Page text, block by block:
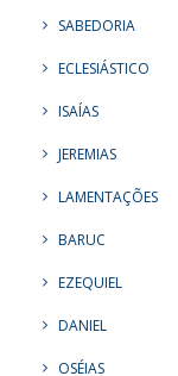
SABEDORIA
ECLESIÁSTICO
ISAÍAS
JEREMIAS
LAMENTAÇÕES
BARUC
EZEQUIEL
DANIEL
OSÉIAS